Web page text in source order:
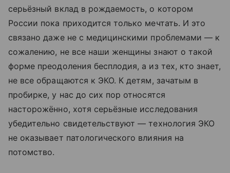
серьёзный вклад в рождаемость, о котором
России пока приходится только мечтать. И это
связано даже не с медицинскими проблемами — к
сожалению, не все наши женщины знают о такой
форме преодоления бесплодия, а из тех, кто знает,
не все обращаются к ЭКО. К детям, зачатым в
пробирке, у нас до сих пор относятся
насторожённо, хотя серьёзные исследования
убедительно свидетельствуют — технология ЭКО
не оказывает патологического влияния на
потомство.